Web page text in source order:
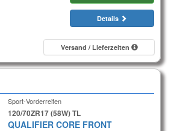
Details
Versand / Lieferzeiten
Sport-Vorderreifen
120/70ZR17 (58W) TL
QUALIFIER CORE FRONT